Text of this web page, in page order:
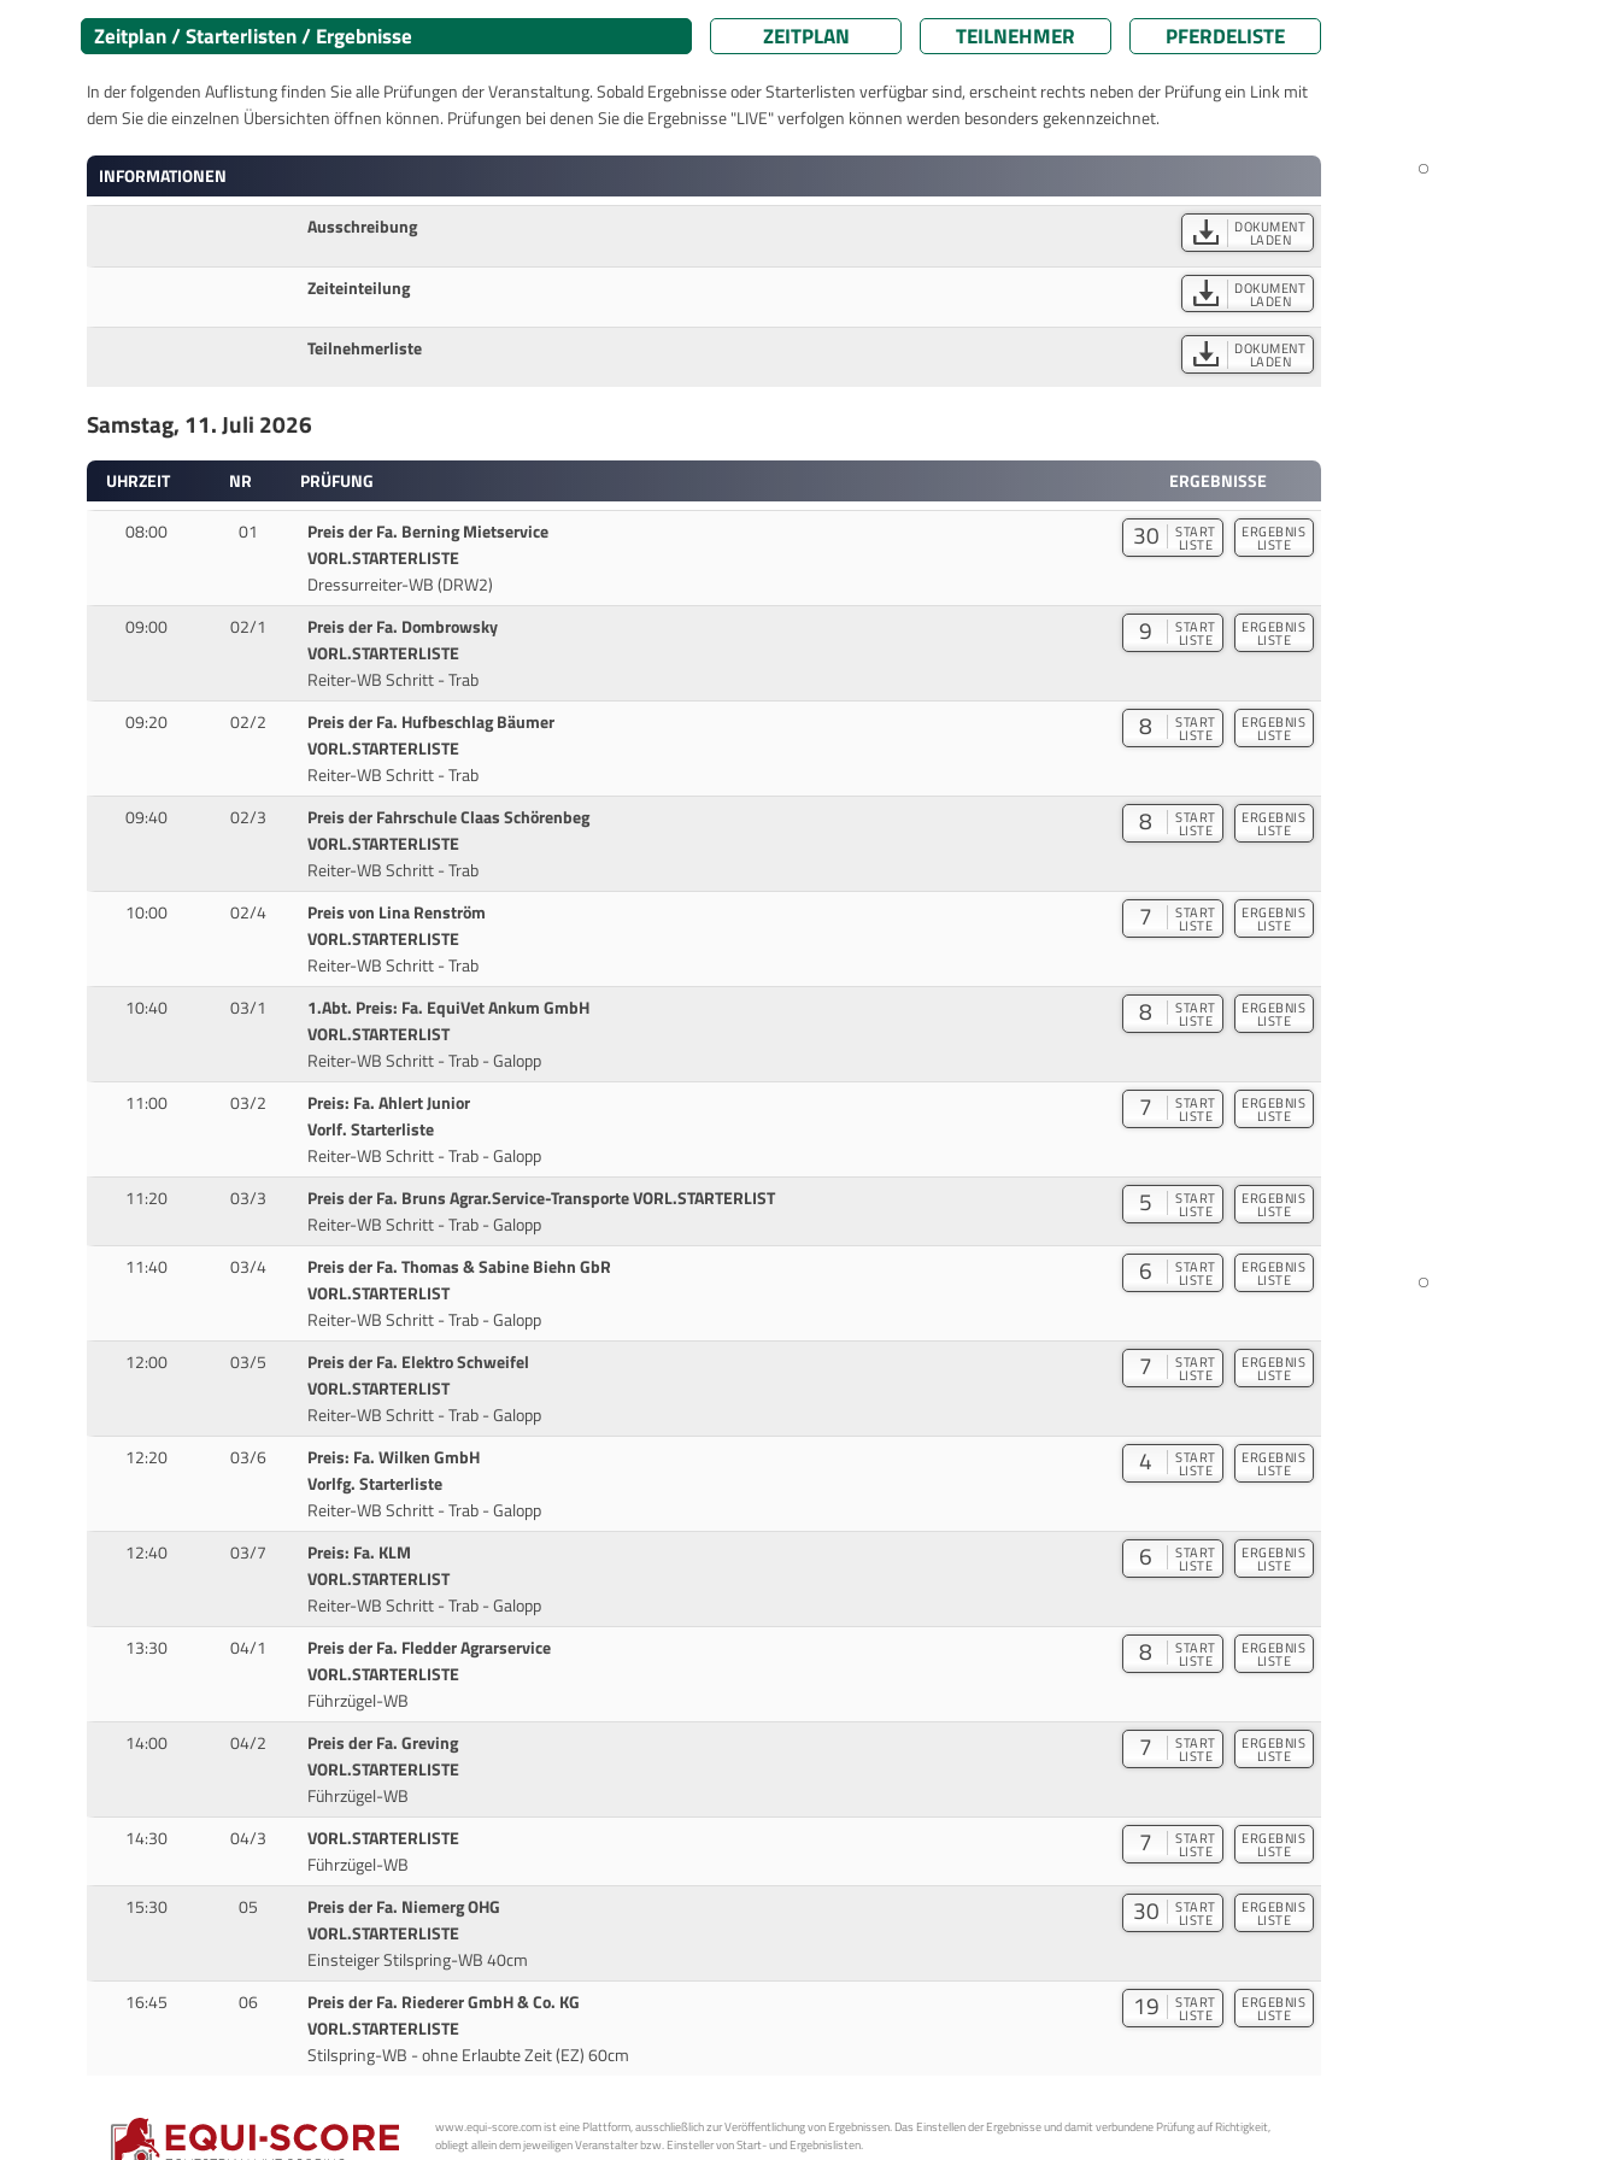
Zeitplan / Starterlisten / Ergebnisse ZEITPLAN TEILNEHMER PFERDELISTE
In der folgenden Auflistung finden Sie alle Prüfungen der Veranstaltung. Sobald Ergebnisse oder Starterlisten verfügbar sind, erscheint rechts neben der Prüfung ein Link mit
dem Sie die einzelnen Übersichten öffnen können. Prüfungen bei denen Sie die Ergebnisse "LIVE" verfolgen können werden besonders gekennzeichnet.
INFORMATIONEN
Ausschreibung
DOKUMENT
LADEN
Zeiteinteilung DOKUMENT
LADEN
Teilnehmerliste DOKUMENT
LADEN
Samstag, 11. Juli 2026
UHRZEIT NR PRÜFUNG
ERGEBNISSE
08:00
01
Preis der Fa. Berning Mietservice
VORL.STARTERLISTE
Dressurreiter-WB (DRW2)
30 START
LISTE
ERGEBNIS
LISTE
09:00 02/1
Preis der Fa. Dombrowsky
VORL.STARTERLISTE
Reiter-WB Schritt - Trab
9 START
LISTE
ERGEBNIS
LISTE
09:20 02/2
Preis der Fa. Hufbeschlag Bäumer
VORL.STARTERLISTE
Reiter-WB Schritt - Trab
8 START
LISTE
ERGEBNIS
LISTE
09:40 02/3
Preis der Fahrschule Claas Schörenbeg
VORL.STARTERLISTE
Reiter-WB Schritt - Trab
8 START
LISTE
ERGEBNIS
LISTE
10:00 02/4
Preis von Lina Renström
VORL.STARTERLISTE
Reiter-WB Schritt - Trab
7 START
LISTE
ERGEBNIS
LISTE
10:40 03/1
1.Abt. Preis: Fa. EquiVet Ankum GmbH
VORL.STARTERLIST
Reiter-WB Schritt - Trab - Galopp
8 START
LISTE
ERGEBNIS
LISTE
11:00 03/2
Preis: Fa. Ahlert Junior
Vorlf. Starterliste
Reiter-WB Schritt - Trab - Galopp
7 START
LISTE
ERGEBNIS
LISTE
11:20 03/3
Preis der Fa. Bruns Agrar.Service-Transporte VORL.STARTERLIST
Reiter-WB Schritt - Trab - Galopp
5 START
LISTE
ERGEBNIS
LISTE
11:40 03/4
Preis der Fa. Thomas & Sabine Biehn GbR
VORL.STARTERLIST
Reiter-WB Schritt - Trab - Galopp
6 START
LISTE
ERGEBNIS
LISTE
12:00 03/5
Preis der Fa. Elektro Schweifel
VORL.STARTERLIST
Reiter-WB Schritt - Trab - Galopp
7 START
LISTE
ERGEBNIS
LISTE
12:20 03/6
Preis: Fa. Wilken GmbH
Vorlfg. Starterliste
Reiter-WB Schritt - Trab - Galopp
4 START
LISTE
ERGEBNIS
LISTE
12:40 03/7
Preis: Fa. KLM
VORL.STARTERLIST
Reiter-WB Schritt - Trab - Galopp
6 START
LISTE
ERGEBNIS
LISTE
13:30 04/1
Preis der Fa. Fledder Agrarservice
VORL.STARTERLISTE
Führzügel-WB
8 START
LISTE
ERGEBNIS
LISTE
14:00 04/2
Preis der Fa. Greving
VORL.STARTERLISTE
Führzügel-WB
7 START
LISTE
ERGEBNIS
LISTE
14:30 04/3
VORL.STARTERLISTE
Führzügel-WB
7 START
LISTE
ERGEBNIS
LISTE
15:30 05
Preis der Fa. Niemerg OHG
VORL.STARTERLISTE
Einsteiger Stilspring-WB 40cm
30 START
LISTE
ERGEBNIS
LISTE
16:45 06
Preis der Fa. Riederer GmbH & Co. KG
VORL.STARTERLISTE
Stilspring-WB - ohne Erlaubte Zeit (EZ) 60cm
19 START
LISTE
ERGEBNIS
LISTE
www.equi-score.com ist eine Plattform, ausschließlich zur Veröffentlichung von Ergebnissen. Das Einstellen der Ergebnisse und damit verbundene Prüfung auf Richtigkeit,
obliegt allein dem jeweiligen Veranstalter bzw. Einsteller von Start- und Ergebnislisten.